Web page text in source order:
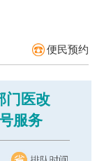
便民预约
门医改
服务